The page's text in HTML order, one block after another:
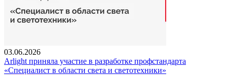
03.06.2026
Arlight приняла участие в разработке профстандарта
«Специалист в области света и светотехники»